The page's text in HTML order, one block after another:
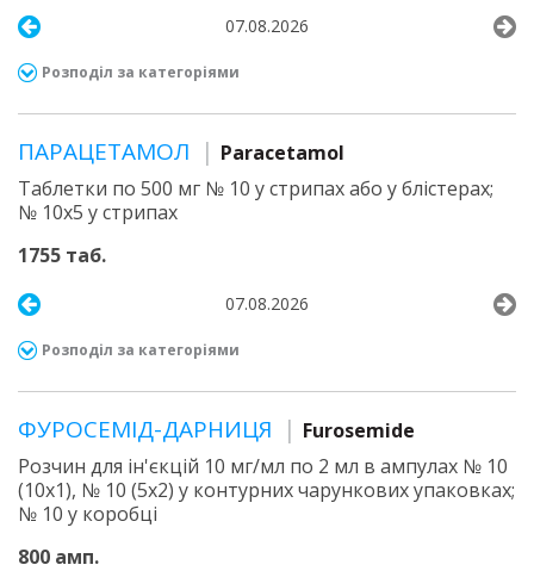
07.08.2026
Розподіл за категоріями
ПАРАЦЕТАМОЛ
Paracetamol
Таблетки по 500 мг № 10 у стрипах або у блістерах;
№ 10х5 у стрипах
1755 таб.
07.08.2026
Розподіл за категоріями
ФУРОСЕМІД-ДАРНИЦЯ
Furosemide
Розчин для ін'єкцій 10 мг/мл по 2 мл в ампулах № 10
(10х1), № 10 (5х2) у контурних чарункових упаковках;
№ 10 у коробці
800 амп.